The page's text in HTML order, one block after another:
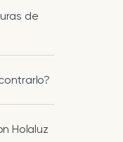
de
Holaluz